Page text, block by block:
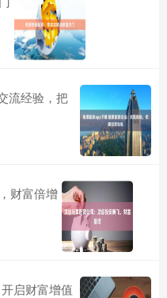
流经验，把
财富倍增
启财富增值